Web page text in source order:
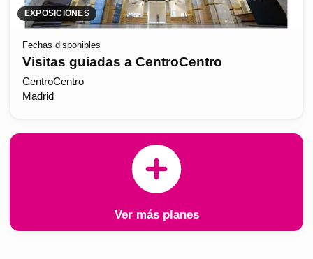
EXPOSICIONES
Fechas disponibles
Visitas guiadas a CentroCentro
CentroCentro
Madrid
Ver más planes